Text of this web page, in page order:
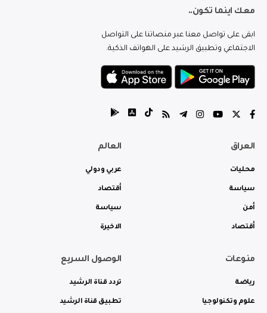
معك اينما تكون..
ابقى على تواصل معنا عبر منصاتنا على التواصل
الاجتماعي وتطبيق الرشيد على الهواتف الذكية.
العراق
محليات
سياسة
أمن
أقتصاد
العالم
عربي ودولي
أقتصاد
سياسة
الاخيرة
منوعات
رياضة
علوم وتكنولوجيا
الوصول السريع
تردد قناة الرشيد
تطبيق قناة الرشيد